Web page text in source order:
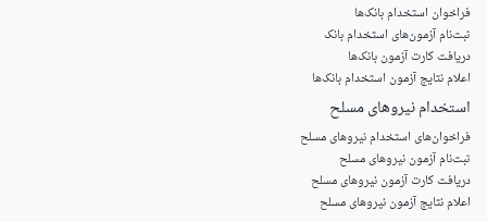
فراخوان استخدام بانک‌ها
‌ثبت‌نام آزمون‌های استخدام بانک
دریافت کارت آزمون بانک‌ها
اعلام نتایج آزمون استخدام بانک‌ها
استخدام‌ نیروهای مسلح
‌فراخوان‌های استخدام‌ نیروهای مسلح
ثبت‌نام آزمون نیروهای مسلح
دریافت کارت آزمون نیروهای مسلح
اعلام نتایج آزمون نیروهای مسلح